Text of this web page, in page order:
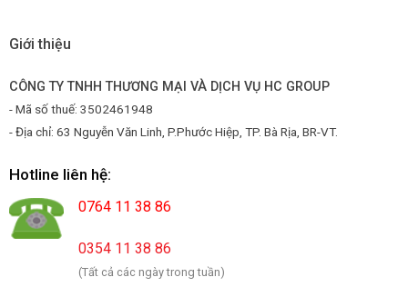
Giới thiệu
CÔNG TY TNHH THƯƠNG MẠI VÀ DỊCH VỤ HC GROUP
- Mã số thuế: 3502461948
- Địa chỉ: 63 Nguyễn Văn Linh, P.Phước Hiệp, TP. Bà Rịa, BR-VT.
Hotline liên hệ:
0764 11 38 86
0354 11 38 86
(Tất cả các ngày trong tuần)